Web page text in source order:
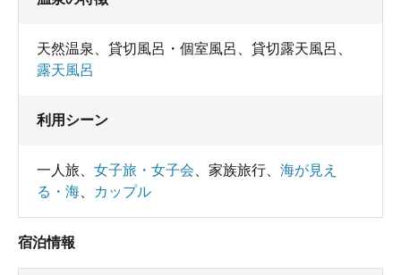
天然温泉 貸切風呂・個室風呂 貸切露天風呂
露天風呂
利用シーン
一人旅 女子旅・女子会 家族旅行
海が見え
る・海
カップル
宿泊情報